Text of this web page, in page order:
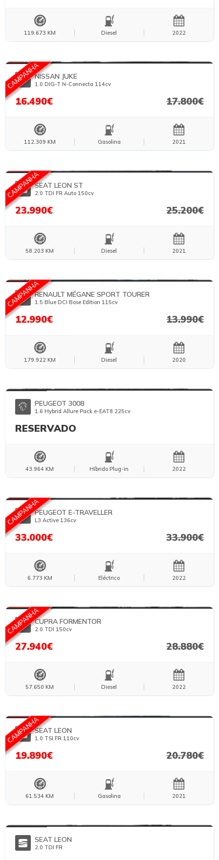
119.673 KM Diesel 2022
CAMPANHANISSAN JUKE
1.0 DIG-T N-Connecta 114cv
16.490€ 17.800€
112.309 KM Gasolina 2021
CAMPANHASEAT LEON ST
2.0 TDI FR Auto 150cv
23.990€ 25.200€
58.203 KM Diesel 2021
CAMPANHARENAULT MÉGANE SPORT TOURER
1.5 Blue DCI Bose Edition 115cv
12.990€ 13.990€
179.922 KM Diesel 2020
PEUGEOT 3008
1.6 Hybrid Allure Pack e-EAT8 225cv
RESERVADO
43.964 KM Híbrido Plug-in 2022
CAMPANHAPEUGEOT E-TRAVELLER
L3 Active 136cv
33.000€ 33.900€
6.773 KM Eléctrico 2022
CAMPANHACUPRA FORMENTOR
2.0 TDI 150cv
27.940€ 28.880€
57.650 KM Diesel 2022
CAMPANHASEAT LEON
1.0 TSI FR 110cv
19.890€ 20.780€
61.534 KM Gasolina 2021
SEAT LEON
2.0 TDI FR